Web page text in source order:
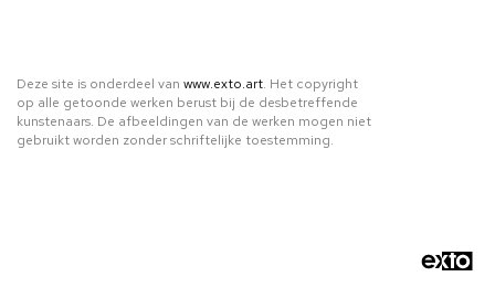
Deze site is onderdeel van www.exto.art. Het copyright
op alle getoonde werken berust bij de desbetreffende
kunstenaars. De afbeeldingen van de werken mogen niet
gebruikt worden zonder schriftelijke toestemming.